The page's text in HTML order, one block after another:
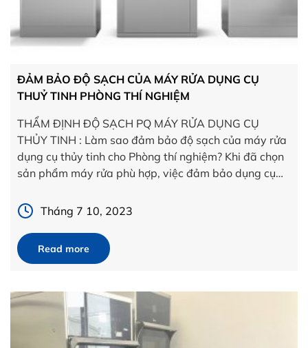
ĐẢM BẢO ĐỘ SẠCH CỦA MÁY RỬA DỤNG CỤ
THUỶ TINH PHÒNG THÍ NGHIỆM
THẨM ĐỊNH ĐỘ SẠCH PQ MÁY RỬA DỤNG CỤ
THỦY TINH : Làm sao đảm bảo độ sạch của máy rửa
dụng cụ thủy tinh cho Phòng thí nghiệm? Khi đã chọn
sản phẩm máy rửa phù hợp, việc đảm bảo dụng cụ
[…]
Tháng 7 10, 2023
Read more